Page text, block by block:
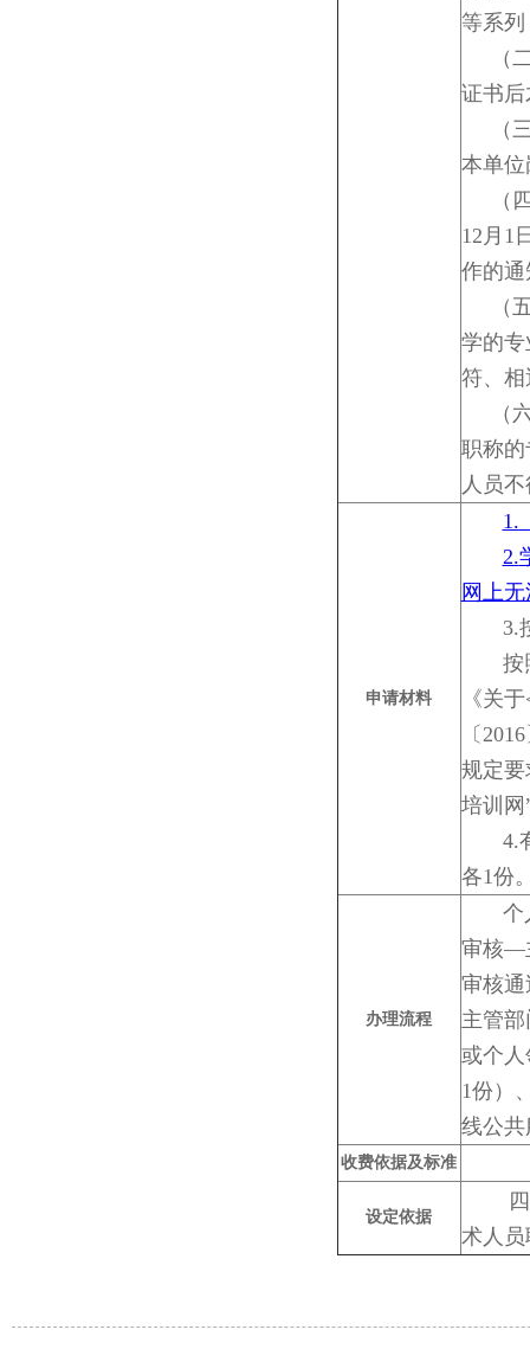
等系
（二
证书
（三
本单
（四
12月1
作的
（五
学的
符、
（六
职称
人员
申请材料
1.
2.
网上
3.按
按照
《关
〔
规定
培训网
4.有
各1份
办理流程
个人
审核—
审核
主管
或个
1份）
线公共
收费依据及标准
设定依据
术人员